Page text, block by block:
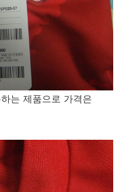
는 제품으로 가격은